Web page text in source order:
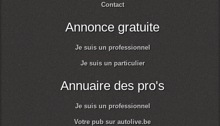
Contact
Annonce gratuite
Je suis un professionnel
Je suis un particulier
Annuaire des pro's
Je suis un professionnel
Votre pub sur autolive.be